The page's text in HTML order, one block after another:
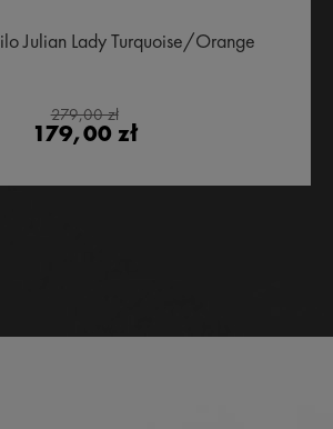
Julian Lady Turquoise/Orange
279,00 zł
179,00 zł